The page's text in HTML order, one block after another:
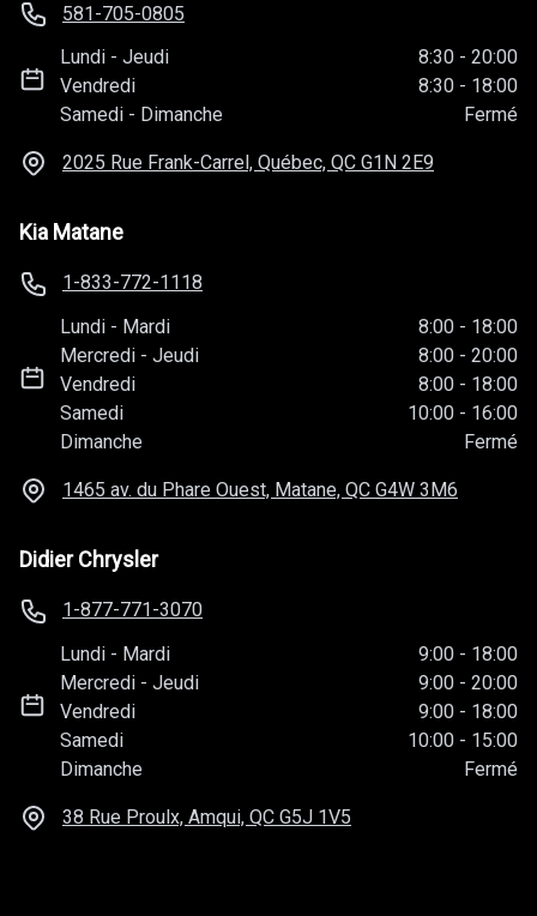
581-705-0805
Lundi -Jeudi 8:30 - 20:00
Vendredi
8:30 - 18:00
Samedi - Dimanche Fermé
2025 Rue Frank-Carrel, Québec, QC G1N 2E9
Kia Matane
1-833-772-1118
Lundi - Mardi 8:00 - 18:00
Mercredi -Jeudi 8:00 - 20:00
Vendredi
8:00 - 18:00
Samedi
10:00 - 16:00
Dimanche
Fermé
1465 av. du Phare Ouest, Matane, QC G4W 3M6
Didier Chrysler
1-877-771-3070
Lundi - Mardi 9:00 - 18:00
Mercredi -Jeudi 9:00 - 20:00
Vendredi
9:00 - 18:00
Samedi
10:00 - 15:00
Dimanche
Fermé
38 Rue Proulx, Amqui, QC G5J 1V5